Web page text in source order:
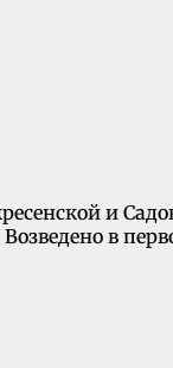
и
в